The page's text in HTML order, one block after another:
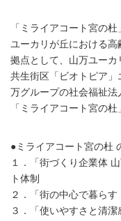
「ミライアコート宮の
ユーカリが丘における
拠点として、山万ユー
共生街区「ビオトピア
万グループの社会福祉法
「ミライアコート宮の
●ミライアコート宮の杜
１．「街づくり企業体
ト体制
２．「街の中心で暮ら
３．「使いやすさと清